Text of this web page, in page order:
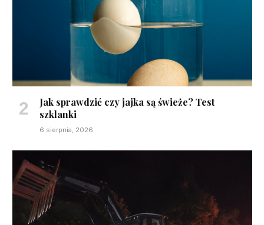
Jak sprawdzić czy jajka są świeże? Test
szklanki
6 sierpnia, 2026